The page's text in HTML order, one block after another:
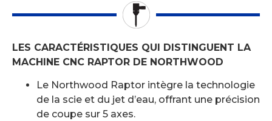
LES CARACTÉRISTIQUES QUI DISTINGUENT LA
MACHINE CNC RAPTOR DE NORTHWOOD
Le Northwood Raptor intègre la technologie
de la scie et du jet d’eau, offrant une précision
de coupe sur 5 axes.